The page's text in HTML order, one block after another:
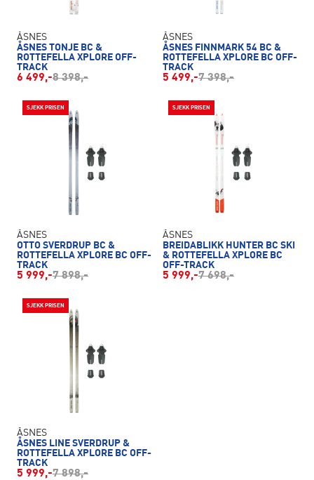
ÅSNES
ÅSNES TONJE BC &
ROTTEFELLA XPLORE OFF-
TRACK
6 499,-8 398,-
ÅSNES
ÅSNES FINNMARK 54 BC &
ROTTEFELLA XPLORE BC OFF-
TRACK
5 499,-7 398,-
SJEKK PRISEN
ÅSNES
OTTO SVERDRUP BC &
ROTTEFELLA XPLORE BC OFF-
TRACK
5 999,-7 898,-
SJEKK PRISEN
ÅSNES
BREIDABLIKK HUNTER BC SKI
& ROTTEFELLA XPLORE BC
OFF-TRACK
5 999,-7 698,-
SJEKK PRISEN
ÅSNES
ÅSNES LINE SVERDRUP &
ROTTEFELLA XPLORE BC OFF-
TRACK
5 999,-7 898,-